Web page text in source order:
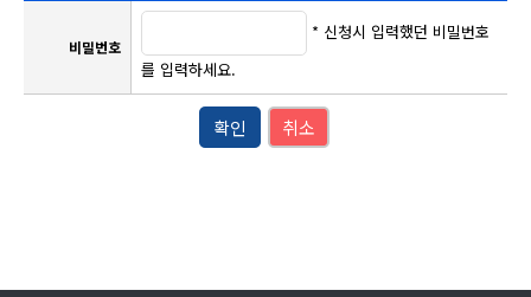
비밀번호
* 신청시 입력했던 비밀번호
를 입력하세요.
확인 취소